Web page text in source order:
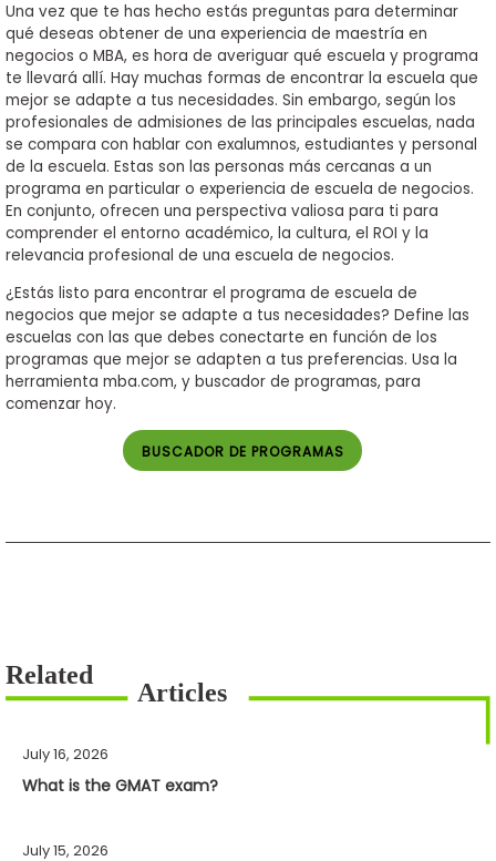
Una vez que te has hecho estás preguntas para determinar
qué deseas obtener de una experiencia de maestría en
negocios o MBA, es hora de averiguar qué escuela y programa
te llevará allí. Hay muchas formas de encontrar la escuela que
mejor se adapte a tus necesidades. Sin embargo, según los
profesionales de admisiones de las principales escuelas, nada
se compara con hablar con exalumnos, estudiantes y personal
de la escuela. Estas son las personas más cercanas a un
programa en particular o experiencia de escuela de negocios.
En conjunto, ofrecen una perspectiva valiosa para ti para
comprender el entorno académico, la cultura, el ROI y la
relevancia profesional de una escuela de negocios.
¿Estás listo para encontrar el programa de escuela de
negocios que mejor se adapte a tus necesidades? Define las
escuelas con las que debes conectarte en función de los
programas que mejor se adapten a tus preferencias. Usa la
herramienta mba.com, y buscador de programas, para
comenzar hoy.
BUSCADOR DE PROGRAMAS
July 16, 2026
What is the GMAT exam?
July 15, 2026